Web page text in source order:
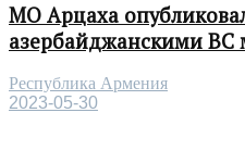
МО Арцаха
азербайджанскими ВС
Республика Армения
2023-05-30